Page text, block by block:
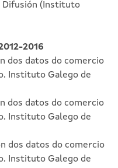
Difusión (Instituto
2016
dos datos do comercio
Instituto Galego de
dos datos do comercio
Instituto Galego de
dos datos do comercio
Instituto Galego de